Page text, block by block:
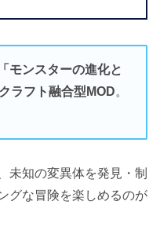
モンスターの進化と
ラフト融合型MOD。
未知の変異体を発見・制
グな冒険を楽しめるのが